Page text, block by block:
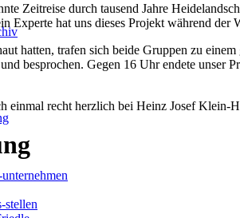
stellen
Zeitreise durch tausend Jahre
Experte hat uns dieses Projekt während der
hatten, trafen sich beide Gruppen zu
besprochen. Gegen 16 Uhr endete unser
einmal recht herzlich bei Heinz Josef Klein-